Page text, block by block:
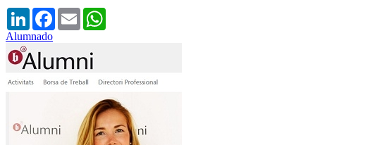
LinkedInFacebook
Email
Alumnado